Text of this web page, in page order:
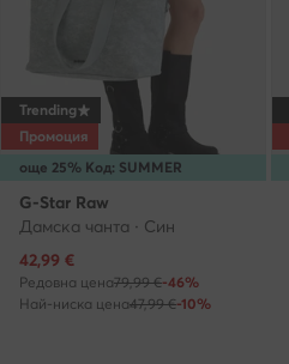
още 25% Код: SUMMER
Trending
Промоция
G-Star Raw
Дамска чанта · Син
Актуална цена
42,99 €
Редовна цена79,99 €-46%
Най-ниска цена47,99 €-10%